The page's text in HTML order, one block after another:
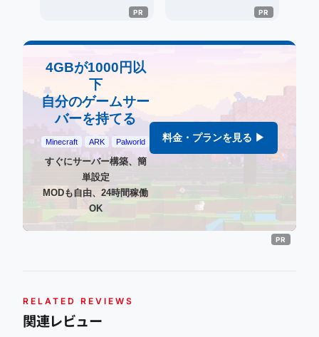
4GBが1000円以
下
自分のゲームサー
バーを持てる
Minecraft ARK Palworld
すぐにサーバー構築、簡
単設定
MODも自由、24時間稼働
OK
料金・プランを見る ▶
RELATED REVIEWS
関連レビュー